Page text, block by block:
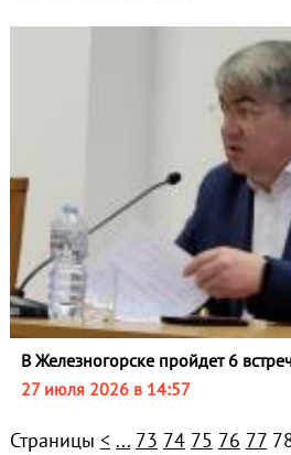
В Железногорске пройдет 6
27 июля 2026 в 14:57
Страницы < ... 73 74 75 76 77